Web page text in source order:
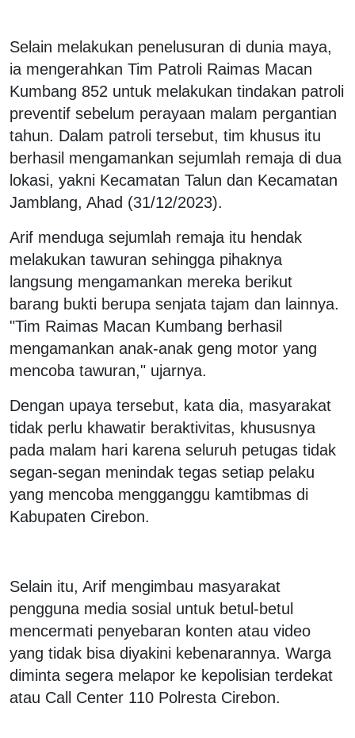
Selain melakukan penelusuran di dunia maya,
ia mengerahkan Tim Patroli Raimas Macan
Kumbang 852 untuk melakukan tindakan patroli
preventif sebelum perayaan malam pergantian
tahun. Dalam patroli tersebut, tim khusus itu
berhasil mengamankan sejumlah remaja di dua
lokasi, yakni Kecamatan Talun dan Kecamatan
Jamblang, Ahad (31/12/2023).
Arif menduga sejumlah remaja itu hendak
melakukan tawuran sehingga pihaknya
langsung mengamankan mereka berikut
barang bukti berupa senjata tajam dan lainnya.
"Tim Raimas Macan Kumbang berhasil
mengamankan anak-anak geng motor yang
mencoba tawuran," ujarnya.
Dengan upaya tersebut, kata dia, masyarakat
tidak perlu khawatir beraktivitas, khususnya
pada malam hari karena seluruh petugas tidak
segan-segan menindak tegas setiap pelaku
yang mencoba mengganggu kamtibmas di
Kabupaten Cirebon.
Selain itu, Arif mengimbau masyarakat
pengguna media sosial untuk betul-betul
mencermati penyebaran konten atau video
yang tidak bisa diyakini kebenarannya. Warga
diminta segera melapor ke kepolisian terdekat
atau Call Center 110 Polresta Cirebon.